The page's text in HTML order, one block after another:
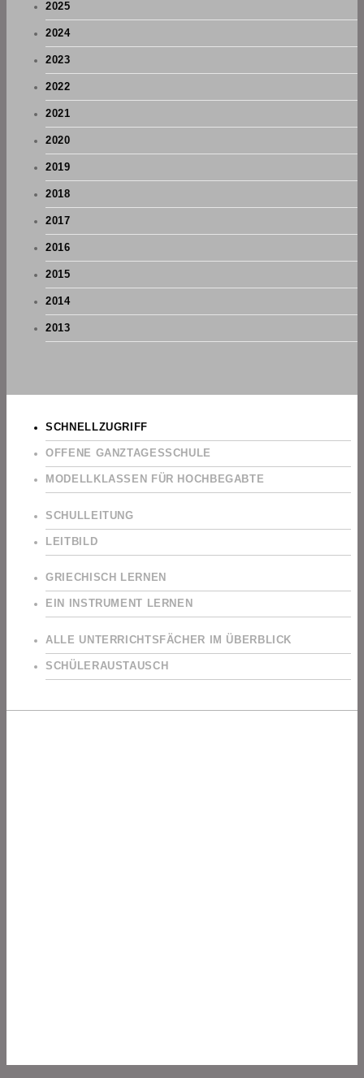
2025
2024
2023
2022
2021
2020
2019
2018
2017
2016
2015
2014
2013
SCHNELLZUGRIFF
OFFENE GANZTAGESSCHULE
MODELLKLASSEN FÜR HOCHBEGABTE
SCHULLEITUNG
LEITBILD
GRIECHISCH LERNEN
EIN INSTRUMENT LERNEN
ALLE UNTERRICHTSFÄCHER IM ÜBERBLICK
SCHÜLERAUSTAUSCH